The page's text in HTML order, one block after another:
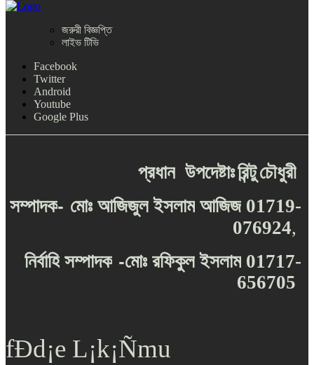
জরুরী বিজ্ঞপ্তি
লাইভ টিভি
Facebook
Twitter
Android
Youtube
Google Plus
প্রধান উপদেষ্টাঃরিন্টুচৌধুরী
সম্পাদক- মোঃ আজিজুল ইসলাম আজিজ 01719-
076924,
নির্বাহি সম্পাদক -মোঃ রফিকুল ইসলাম 01717-
656705
fÐd¡e L¡k¡Ñmu